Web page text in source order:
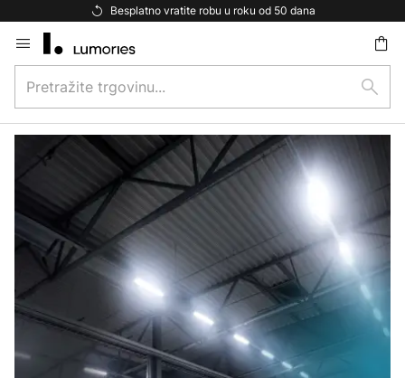
Besplatno vratite robu u roku od 50 dana
to
Content
trgovinu...
traži